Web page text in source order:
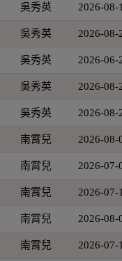
吳秀英 2026-08-
吳秀英 2026-08-
吳秀英 2026-06-
吳秀英 2026-08-
吳秀英 2026-08-
南霄兒 2026-08-
南霄兒 2026-07-
南霄兒 2026-07-
南霄兒 2026-08-
南霄兒 2026-07-